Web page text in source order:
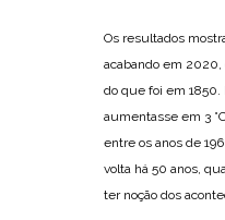
Os resultados
acabando em 2020,
do que foi em
aumentasse em 3
entre os anos de
volta há 50 anos,
ter noção dos